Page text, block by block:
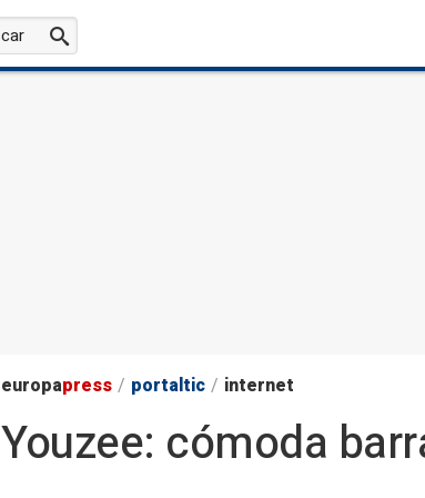
europapress / portaltic / internet
Youzee: cómoda